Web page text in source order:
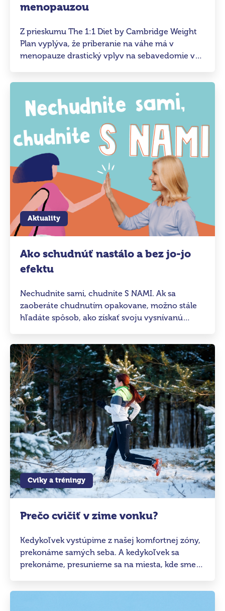
menopauzou
Z prieskumu The 1:1 Diet by Cambridge Weight
Plan vyplýva, že priberanie na váhe má v
menopauze drastický vplyv na sebavedomie v
priznáva, že práve v tomto krehkom období je
Aktuality
Ako schudnúť nastálo a bez jo-jo
efektu
Nechudnite sami, chudnite S NAMI. Ak sa
zaoberáte chudnutím opakovane, možno stále
hľadáte spôsob, ako získať svoju vysnívanú
Cviky a tréningy
Prečo cvičiť v zime vonku?
Kedykoľvek vystúpime z našej komfortnej zóny,
prekonáme samých seba. A kedykoľvek sa
prekonáme, presunieme sa na miesta, kde sme